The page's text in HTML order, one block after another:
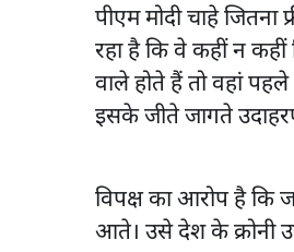
पीएम मोदी चाहे
रहा है कि वे कहीं न कहीं
वाले होते हैं तो वहां पहले
इसके जीते जागते
विपक्ष का आरोप है कि
आते। उसे देश के क्रोनी